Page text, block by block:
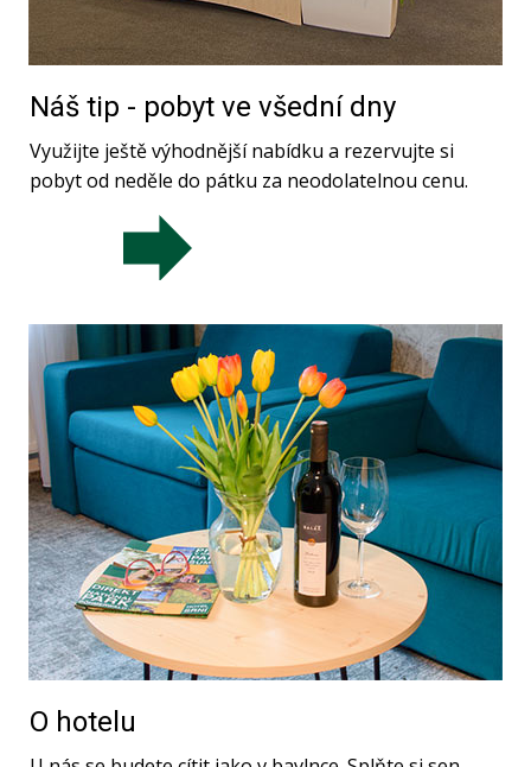
Náš tip - pobyt ve všední dny
Využijte ještě výhodnější nabídku a rezervujte si
pobyt od neděle do pátku za neodolatelnou cenu.
O hotelu